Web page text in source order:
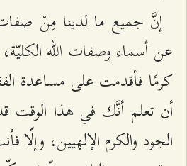
إنَّ جميع ما لدينا مِنْ
عن أسماء وصفات الله
كرمًا فأقدمت على مساعدة
أن تعلم أنَّك في هذا
الجود والكرم الإلهيين، وإلّا